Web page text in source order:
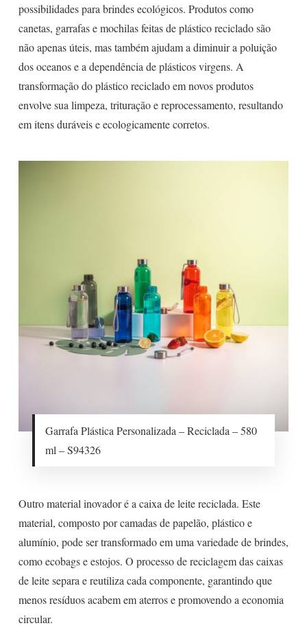
possibilidades para brindes ecológicos. Produtos como
canetas, garrafas e mochilas feitas de plástico reciclado são
não apenas úteis, mas também ajudam a diminuir a poluição
dos oceanos e a dependência de plásticos virgens. A
transformação do plástico reciclado em novos produtos
envolve sua limpeza, trituração e reprocessamento, resultando
em itens duráveis e ecologicamente corretos.
Garrafa Plástica Personalizada – Reciclada – 580
ml – S94326
Outro material inovador é a caixa de leite reciclada. Este
material, composto por camadas de papelão, plástico e
alumínio, pode ser transformado em uma variedade de brindes,
como ecobags e estojos. O processo de reciclagem das caixas
de leite separa e reutiliza cada componente, garantindo que
menos resíduos acabem em aterros e promovendo a economia
circular.